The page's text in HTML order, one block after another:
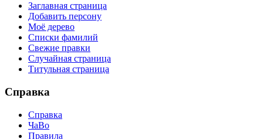
Заглавная страница
Добавить персону
Моё дерево
Списки фамилий
Свежие правки
Случайная страница
Титульная страница
Справка
Справка
ЧаВо
Правила